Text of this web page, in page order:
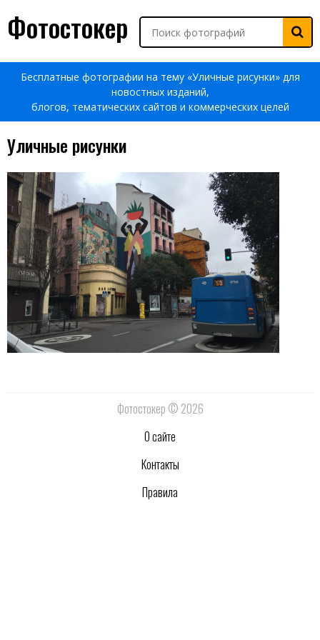
Фотостокер
Бесплатные фотографии на тему «Уличные рисунки» для
новостных изданий,
блогов, тематических сайтов и коммерческих целей
Уличные рисунки
Фотостокер © 2026
О сайте
Контакты
Правила